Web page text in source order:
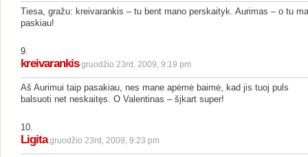
Tiesa, gražu: kreivarankis – tu bent mano perskaityk. Aurimas – o tu
paskiau!
9.
kreivarankis gruodžio 23rd, 2009, 9:19 pm
Aš Aurimui taip pasakiau, nes mane apėmė baimė, kad jis tuoj puls
balsuoti net neskaitęs. O Valentinas – šįkart super!
10.
Ligita gruodžio 23rd, 2009, 9:23 pm